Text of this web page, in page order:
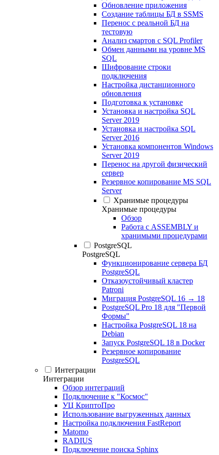
Обновление приложения
Создание таблицы БД в SSMS
Перенос с реальной БД на
тестовую
Анализ смартов с SQL Profiler
Обмен данными на уровне MS
SQL
Шифрование строки
подключения
Настройка дистанционного
обновления
Подготовка к установке
Установка и настройка SQL
Server 2019
Установка и настройка SQL
Server 2016
Установка компонентов Windows
Server 2019
Перенос на другой физический
сервер
Резервное копирование MS SQL
Server
Хранимые процедуры
Хранимые процедуры
Обзор
Работа с ASSEMBLY и
хранимыми процедурами
PostgreSQL
PostgreSQL
Функционирование сервера БД
PostgreSQL
Отказоустойчивый кластер
Patroni
Миграция PostgreSQL 16 → 18
PostgreSQL Pro 18 для "Первой
Формы"
Настройка PostgreSQL 18 на
Debian
Запуск PostgreSQL 18 в Docker
Резервное копирование
PostgreSQL
Интеграции
Интеграции
Обзор интеграций
Подключение к "Космос"
УЦ КриптоПро
Использование выгруженных данных
Настройка подключения FastReport
Matomo
RADIUS
Подключение поиска Sphinx